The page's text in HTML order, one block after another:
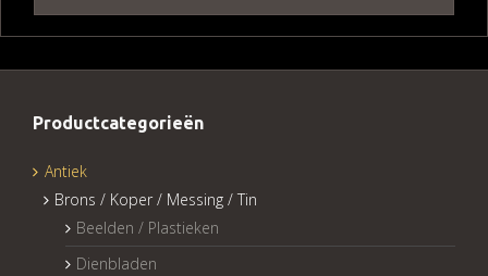
Productcategorieën
Antiek
Brons / Koper / Messing / Tin
Beelden / Plastieken
Dienbladen